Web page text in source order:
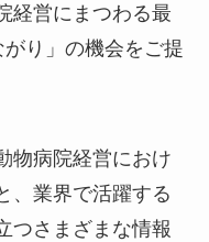
経営にまつわる最
り」の機会をご提
物病院経営におけ
、業界で活躍する
つさまざまな情報